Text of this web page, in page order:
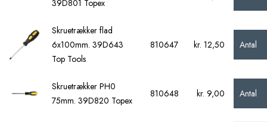
39D801 Topex
Skruetrækker flad
6x100mm. 39D643
Top Tools
810647 kr. 12,50 Antal
Skruetrækker PH0
75mm. 39D820 Topex
810648 kr. 9,00 Antal